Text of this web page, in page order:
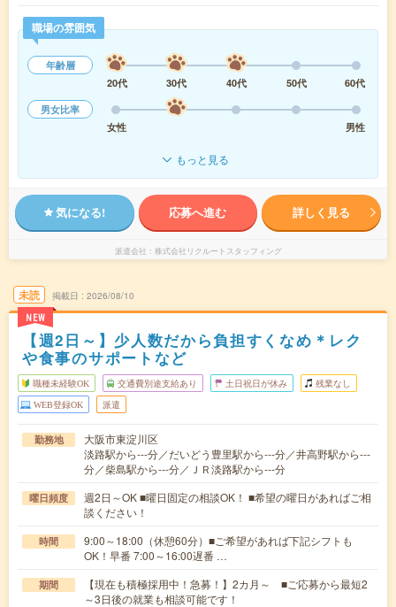
職場の雰囲気
年齢層
20代
30代 40代 50代
60代
男女比率
女性
男性
もっと見る
気になる! 応募へ進む 詳しく見る
派遣会社 株式会社リクルートスタッフィング
未読
NEW
掲載日 2026/08/10
【週2日～】少人数だから負担すくなめ＊レク
や食事のサポートなど
職種未経験OK 交通費別途支給あり 土日祝日が休み 残業なし
WEB登録OK 派遣
勤務地
大阪市東淀川区
淡路駅から---分／だいどう豊里駅から---分／井高野駅から---
分／柴島駅から---分／ＪＲ淡路駅から---分
曜日頻度
週2日～OK ■曜日固定の相談OK！ ■希望の曜日があればご相
談ください！
時間
9:00～18:00（休憩60分）■ご希望があれば下記シフトも
OK！早番 7:00～16:00遅番 …
期間
【現在も積極採用中！急募！】2カ月～ ■ご応募から最短2
～3日後の就業も相談可能です！